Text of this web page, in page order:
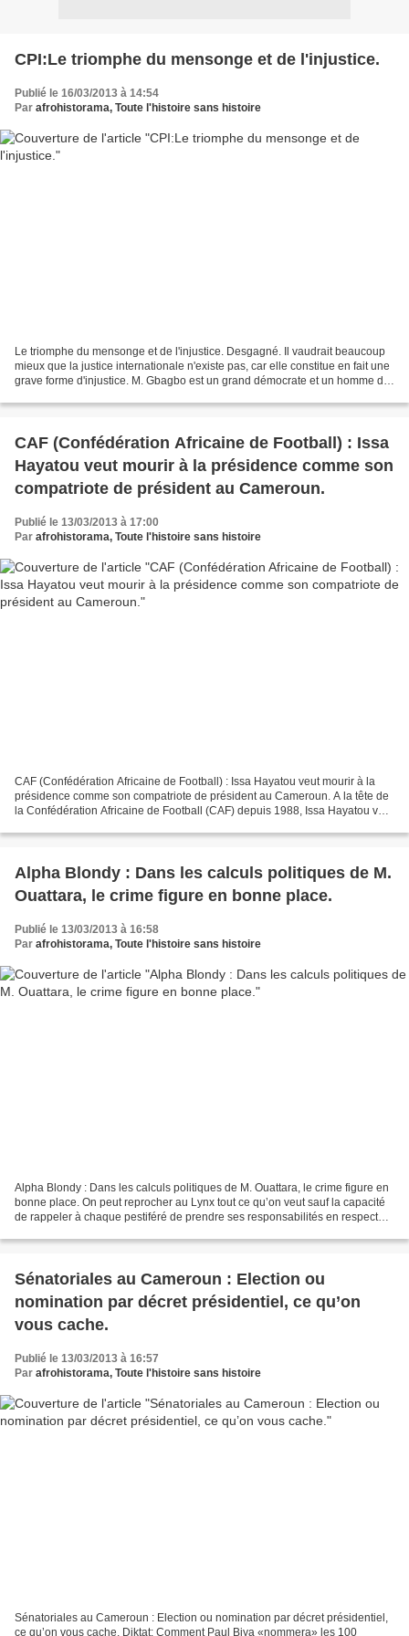
CPI:Le triomphe du mensonge et de l'injustice.
Publié le 16/03/2013 à 14:54
Par afrohistorama, Toute l'histoire sans histoire
Le triomphe du mensonge et de l'injustice. Desgagné. Il vaudrait beaucoup
mieux que la justice internationale n'existe pas, car elle constitue en fait une
grave forme d'injustice. M. Gbagbo est un grand démocrate et un homme de
CAF (Confédération Africaine de Football) : Issa
Hayatou veut mourir à la présidence comme son
compatriote de président au Cameroun.
Publié le 13/03/2013 à 17:00
Par afrohistorama, Toute l'histoire sans histoire
CAF (Confédération Africaine de Football) : Issa Hayatou veut mourir à la
présidence comme son compatriote de président au Cameroun. A la tête de
la Confédération Africaine de Football (CAF) depuis 1988, Issa Hayatou veut
Alpha Blondy : Dans les calculs politiques de M.
Ouattara, le crime figure en bonne place.
Publié le 13/03/2013 à 16:58
Par afrohistorama, Toute l'histoire sans histoire
Alpha Blondy : Dans les calculs politiques de M. Ouattara, le crime figure en
bonne place. On peut reprocher au Lynx tout ce qu’on veut sauf la capacité
de rappeler à chaque pestiféré de prendre ses responsabilités en respectant
Sénatoriales au Cameroun : Election ou
nomination par décret présidentiel, ce qu’on
vous cache.
Publié le 13/03/2013 à 16:57
Par afrohistorama, Toute l'histoire sans histoire
Sénatoriales au Cameroun : Election ou nomination par décret présidentiel,
ce qu’on vous cache. Diktat: Comment Paul Biya «nommera» les 100